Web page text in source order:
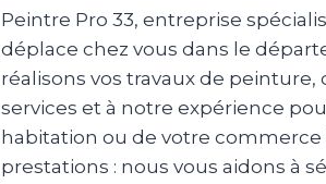
Peintre Pro 33, entreprise
déplace chez vous dans le
réalisons vos travaux de
services et à notre expérience
habitation ou de votre commerce
prestations : nous vous aidons à